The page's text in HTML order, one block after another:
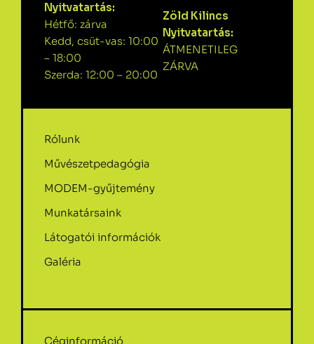
Nyitvatartás:
Hétfő: zárva
Kedd, csüt-vas: 10:00
– 18:00
Szerda: 12:00 – 20:00
Zöld Kilincs
Nyitvatartás:
ÁTMENETILEG
ZÁRVA
Rólunk
Művészetpedagógia
MODEM-gyűjtemény
Munkatársaink
Látogatói információk
Galéria
Céginformáció